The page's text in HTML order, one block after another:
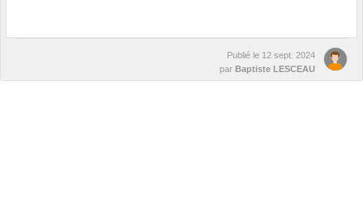
Publié le 12 sept. 2024
par Baptiste LESCEAU